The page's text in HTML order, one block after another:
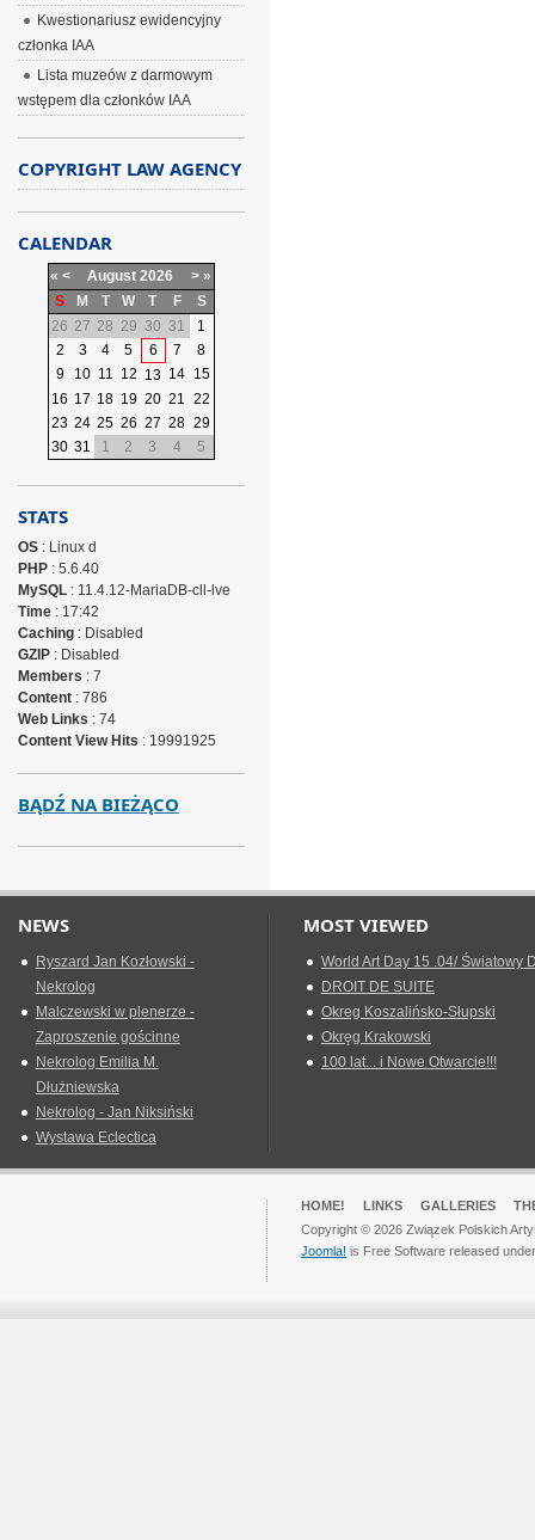
Kwestionariusz ewidencyjny
członka IAA
Lista muzeów z darmowym
wstępem dla członków IAA
COPYRIGHT LAW AGENCY
CALENDAR
« < August 2026 > »
S
M T W T F
S
26 27 28 29 30 31
1
2
3 4 5 6 7
8
9
10 11 12 13 14 15
16 17 18 19 20 21 22
23 24 25 26 27 28 29
30 31 1 2 3 4 5
STATS
OS: Linux d
PHP: 5.6.40
MySQL: 11.4.12-MariaDB-cll-lve
Time: 17:42
Caching: Disabled
GZIP: Disabled
Members : 7
Content: 786
Web Links : 74
Content View Hits : 19991925
BĄDŹ NA BIEŻĄCO
NEWS
Ryszard Jan Kozłowski -
Nekrolog
Malczewski w plenerze -
Zaproszenie gościnne
Nekrolog Emilia M.
Dłużniewska
Nekrolog - Jan Niksiński
Wystawa Eclectica
MOST VIEWED
World Art Day 15 .04/ Światowy
DROIT DE SUITE
Okreg Koszalińsko-Słupski
Okręg Krakowski
100 lat... i Nowe Otwarcie!!!
HOME! LINKS GALLERIES
Copyright © 2026 Związek Polskich
Joomla! is Free Software released